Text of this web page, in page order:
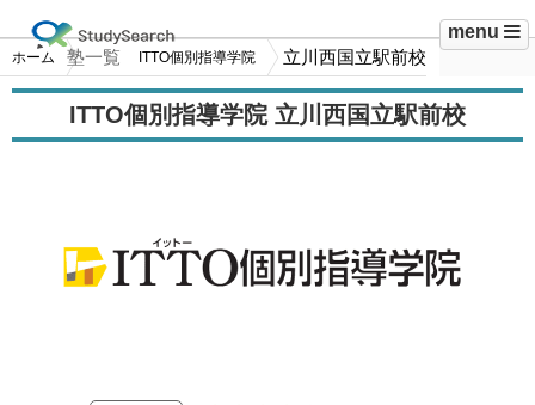
menu
ホーム 塾一覧 ITTO個別指導学院 立川西国立駅前校
ITTO個別指導学院 立川西国立駅前校